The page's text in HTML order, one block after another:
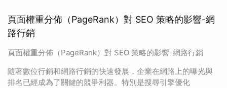
頁面權重分佈（PageRank）對 SEO 策略的影響-網
路行銷
頁面權重分佈（PageRank）對 SEO 策略的影響-網路行銷
隨著數位行銷和網路行銷的快速發展，企業在網路上的曝光與
排名已經成為了關鍵的競爭利器。特別是搜尋引擎優化